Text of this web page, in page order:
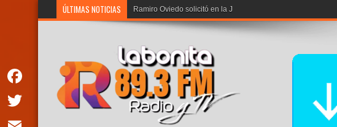
ÚLTIMAS NOTICIAS Ramiro Oviedo solicitó en la Justicia la quiebra de El Nacional
Facebook
Twitter